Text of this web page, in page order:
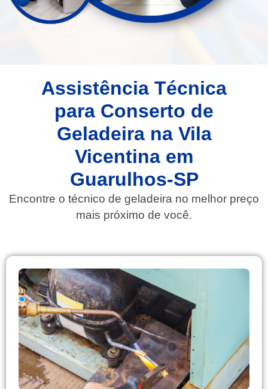
Assistência Técnica
para Conserto de
Geladeira na Vila
Vicentina em
Guarulhos-SP
Encontre o técnico de geladeira no melhor preço
mais próximo de você.